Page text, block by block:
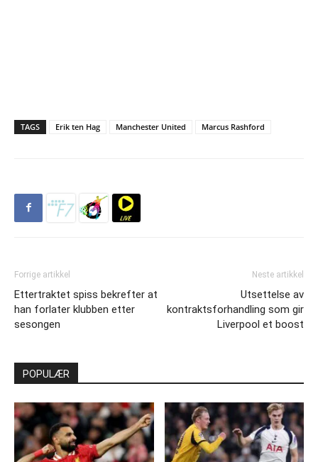
TAGS Erik ten Hag Manchester United Marcus Rashford
Forrige artikkel
Ettertraktet spiss bekrefter at
han forlater klubben etter
sesongen
Neste artikkel
Utsettelse av
kontraktsforhandling som gir
Liverpool et boost
POPULÆR